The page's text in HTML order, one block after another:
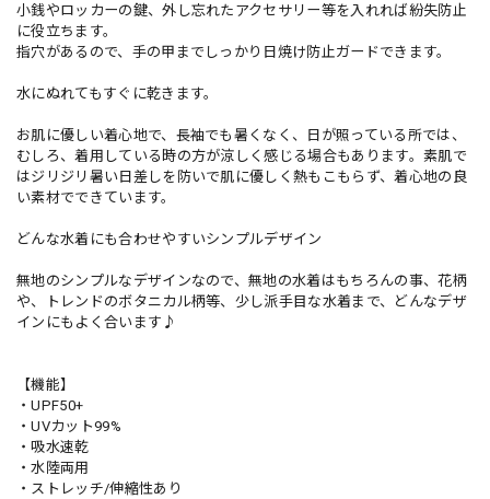
小銭やロッカーの鍵、外し忘れたアクセサリー等を入れれば紛失防止
に役立ちます。
指穴があるので、手の甲までしっかり日焼け防止ガードできます。
水にぬれてもすぐに乾きます。
お肌に優しい着心地で、長袖でも暑くなく、日が照っている所では、
むしろ、着用している時の方が涼しく感じる場合もあります。素肌で
はジリジリ暑い日差しを防いで肌に優しく熱もこもらず、着心地の良
い素材でできています。
どんな水着にも合わせやすいシンプルデザイン
無地のシンプルなデザインなので、無地の水着はもちろんの事、花柄
や、トレンドのボタニカル柄等、少し派手目な水着まで、どんなデザ
インにもよく合います♪
【機能】
・UPF50+
・UVカット99%
・吸水速乾
・水陸両用
・ストレッチ/伸縮性あり